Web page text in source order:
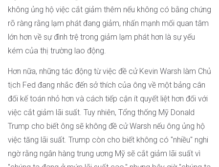
không ủng hộ việc cắt giảm thêm nếu không có bằng chứng
rõ ràng rằng lạm phát đang giảm, nhấn mạnh mối quan tâm
lớn hơn về sự đình trệ trong giảm lạm phát hơn là sự yếu
kém của thị trường lao động.
Hơn nữa, những tác động từ việc đề cử Kevin Warsh làm Chủ
tịch Fed đang nhắc đến sở thích của ông về một bảng cân
đối kế toán nhỏ hơn và cách tiếp cận ít quyết liệt hơn đối với
việc cắt giảm lãi suất. Tuy nhiên, Tổng thống Mỹ Donald
Trump cho biết ông sẽ không đề cử Warsh nếu ông ủng hộ
việc tăng lãi suất. Trump còn cho biết không có "nhiều" nghi
ngờ rằng ngân hàng trung ương Mỹ sẽ cắt giảm lãi suất vì